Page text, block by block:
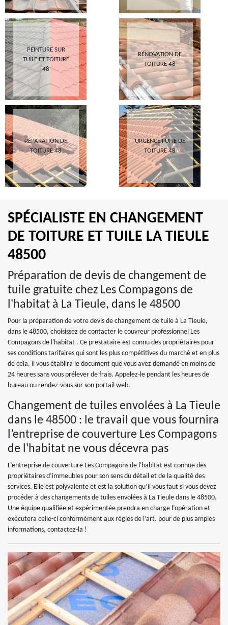
PEINTURE SUR
TUILE ET TOITURE
48
RÉNOVATION DE
TOITURE 48
RÉPARATION DE
TOITURE 48
URGENCE FUITE DE
TOITURE 48
SPÉCIALISTE EN CHANGEMENT
DE TOITURE ET TUILE LA TIEULE
48500
Préparation de devis de changement de
tuile gratuite chez Les Compagons de
l'habitat à La Tieule, dans le 48500
Pour la préparation de votre devis de changement de tuile à La Tieule,
dans le 48500, choisissez de contacter le couvreur professionnel Les
Compagons de l'habitat . Ce prestataire est connu des propriétaires pour
ses conditions tarifaires qui sont les plus compétitives du marché et en plus
de cela, il vous établira le document que vous avez demandé en moins de
24 heures sans vous prélever de frais. Appelez-le pendant les heures de
bureau ou rendez-vous sur son portail web.
Changement de tuiles envolées à La Tieule
dans le 48500 : le travail que vous fournira
l’entreprise de couverture Les Compagons
de l'habitat ne vous décevra pas
L’entreprise de couverture Les Compagons de l'habitat est connue des
propriétaires d’immeubles pour son sens du détail et de la qualité des
services. Elle est polyvalente et est la solution qu’il vous faut si vous devez
procéder à des changements de tuiles envolées à La Tieule dans le 48500.
Une équipe qualifiée et expérimentée prendra en charge l’opération et
exécutera celle-ci conformément aux règles de l’art. pour de plus amples
informations, contactez-la !